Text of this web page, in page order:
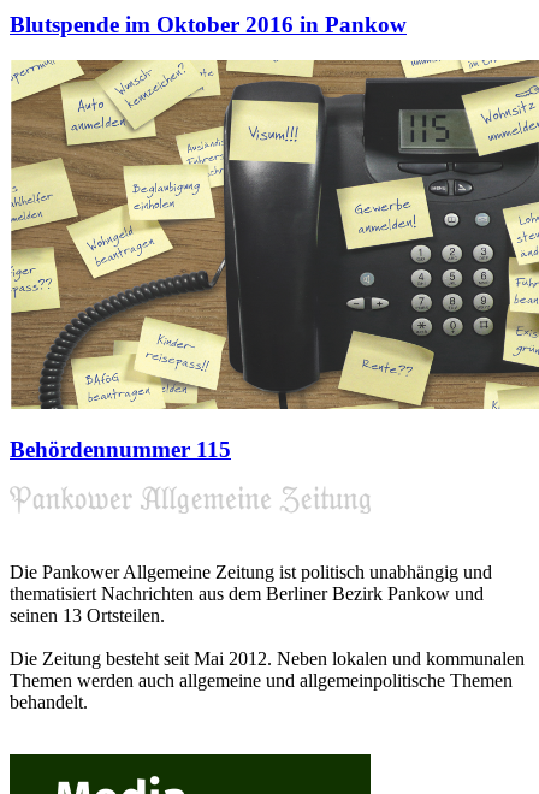
Blutspende im Oktober 2016 in Pankow
Behördennummer 115
Die Pankower Allgemeine Zeitung ist politisch unabhängig und
thematisiert Nachrichten aus dem Berliner Bezirk Pankow und
seinen 13 Ortsteilen.
Die Zeitung besteht seit Mai 2012. Neben lokalen und kommunalen
Themen werden auch allgemeine und allgemeinpolitische Themen
behandelt.